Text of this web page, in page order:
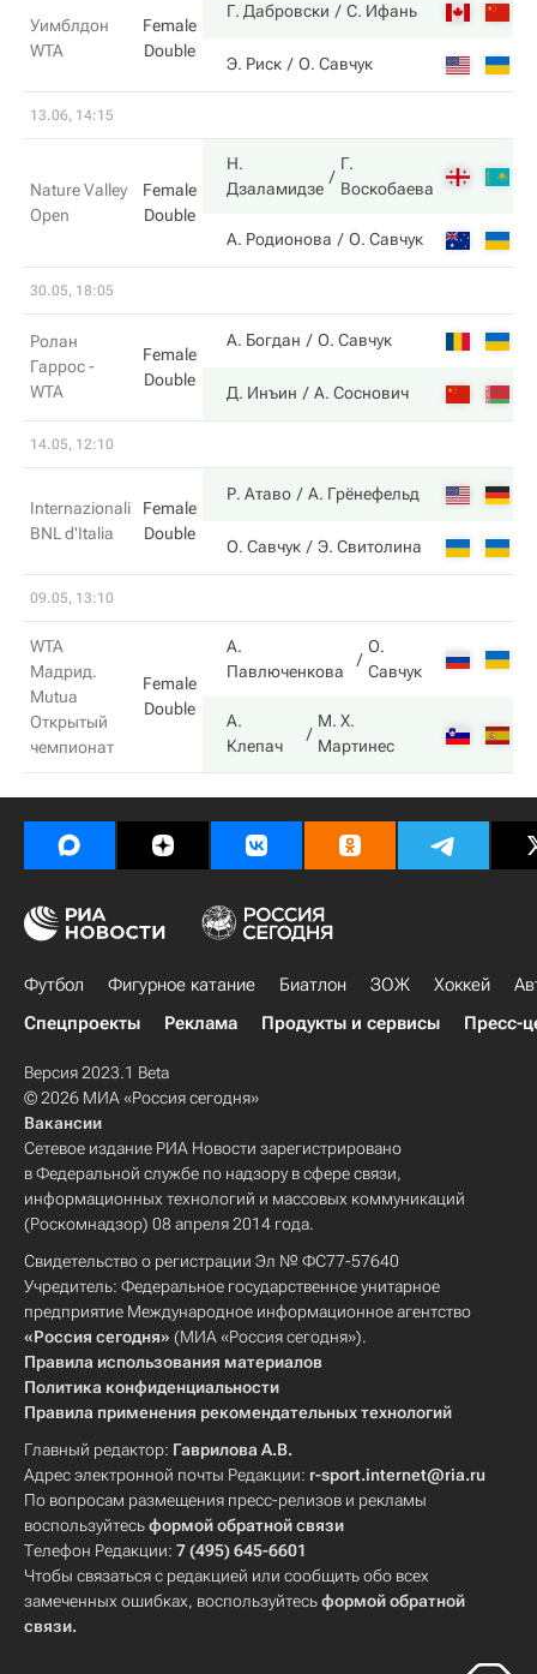
Уимблдон
WTA
Female
Double
Г. Дабровски С. Ифань
Э. Риск О. Савчук
13.06, 14:15
Nature Valley
Open
Female
Double
Н.
Дзаламидзе
Г.
Воскобаева
А. Родионова О. Савчук
30.05, 18:05
Ролан
Гаррос -
WTA
Female
Double
А. Богдан О. Савчук
Д. Инъин А. Соснович
14.05, 12:10
Internazionali
BNL d'Italia
Female
Double
Р. Атаво А. Грёнефельд
О. Савчук Э. Свитолина
09.05, 13:10
WTA
Мадрид.
Mutua
Открытый
чемпионат
Female
Double
А.
Павлюченкова
О.
Савчук
А.
Клепач
М. Х.
Мартинес
Футбол Фигурное катание Биатлон ЗОЖ Хоккей
Спецпроекты
Реклама Продукты и сервисы Пресс-
Версия 2023.1 Beta
© 2026 МИА «Россия сегодня»
Вакансии
Сетевое издание РИА Новости зарегистрировано
в Федеральной службе по надзору в сфере связи,
информационных технологий и массовых коммуникаций
(Роскомнадзор) 08 апреля 2014 года.
Свидетельство о регистрации Эл № ФС77-57640
Учредитель: Федеральное государственное унитарное
предприятие Международное информационное агентство
«Россия сегодня» (МИА «Россия сегодня»).
Правила использования материалов
Политика конфиденциальности
Правила применения рекомендательных технологий
Главный редактор: Гаврилова А.В.
Адрес электронной почты Редакции: r-sport.internet@ria.ru
По вопросам размещения пресс-релизов и рекламы
воспользуйтесьформой обратной связи
Телефон Редакции: 7 (495) 645-6601
Чтобы связаться с редакцией или сообщить обо всех
замеченных ошибках, воспользуйтесьформой обратной
связи.